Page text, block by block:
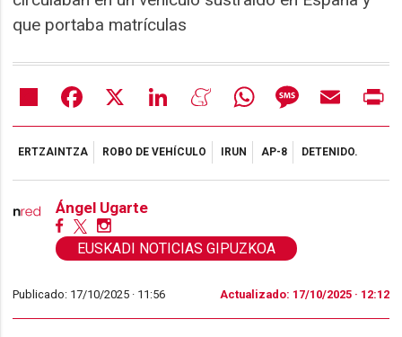
que portaba matrículas
Share Facebook LinkedIn MeneameWhatsAppMessageEmail
ERTZAINTZA ROBO DE VEHÍCULO IRUN AP-8 DETENIDO.
Ángel Ugarte
EUSKADI NOTICIAS GIPUZKOA
Publicado: 17/10/2025 · 11:56 Actualizado: 17/10/2025 · 12:12